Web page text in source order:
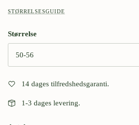
STØRRELSESGUIDE
Størrelse
50-56
14 dages tilfredshedsgaranti.
1-3 dages levering.